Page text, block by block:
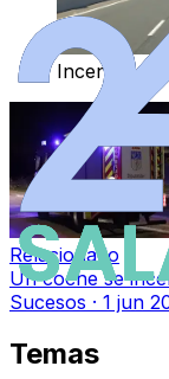
Incendio
Relacionado
Un coche se
Sucesos · 1 jun
Temas